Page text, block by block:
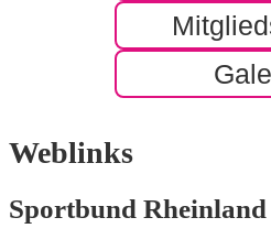
Aktive
Korbball
Leichtathletik
2014
Weblinks
Sportbund Rheinland